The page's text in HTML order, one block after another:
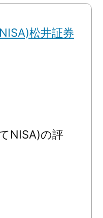
松井証券